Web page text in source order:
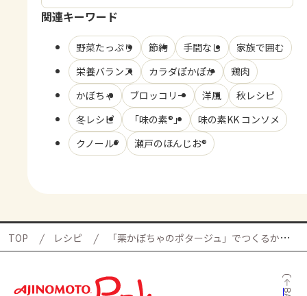
関連キーワード
野菜たっぷり 節約 手間なし
家族で囲む
栄養バランス
カラダぽかぽか
鶏肉
かぼちゃ
ブロッコリー 洋風
秋レシピ
冬レシピ
「味の素®」
味の素KK コンソメ
クノール®
瀬戸のほんじお®
TOP レシピ 「栗かぼちゃのポタージュ」でつくるかぼちゃ鍋の献立